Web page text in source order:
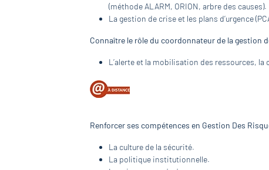
(méthode ALARM, ORION, arbre des causes).
La gestion de crise et les plans d’urgence
Connaître le rôle du coordonnateur de la
L’alerte et la mobilisation des ressources,
Renforcer ses compétences en Gestion Des
La culture de la sécurité.
La politique institutionnelle.